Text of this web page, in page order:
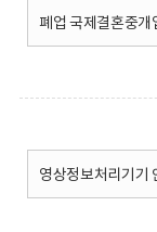
폐업 국제결혼중개
영상정보처리기기